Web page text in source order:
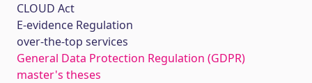
CLOUD Act
E-evidence Regulation
over-the-top services
General Data Protection Regulation (GDPR)
master's theses